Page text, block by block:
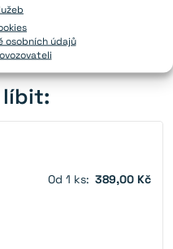
osobních údajů
líbit:
Od 1 ks: 389,00 Kč